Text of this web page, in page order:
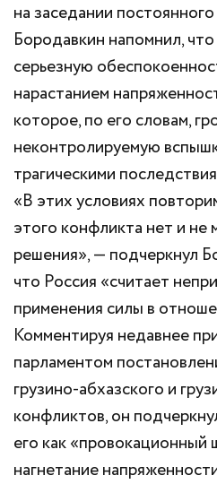
на заседании
Бородавкин напомнил,
серьезную
нарастанием
которое, по его словам,
неконтролируемую
трагическими
«В этих условиях
этого конфликта нет и
решения», — подчеркнул
что Россия «считает
применения силы в
Комментируя недавнее
парламентом
грузино-абхазского и
конфликтов, он
его как «провокационный
нагнетание